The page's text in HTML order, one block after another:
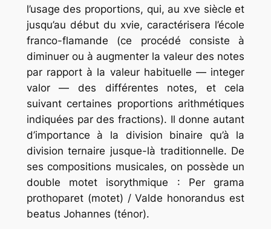
l’usage des proportions, qui, au xve siècle et
jusqu’au début du xvie, caractérisera l’école
franco-flamande (ce procédé consiste à
diminuer ou à augmenter la valeur des notes
par rapport à la valeur habituelle — integer
valor — des différentes notes, et cela
suivant certaines proportions arithmétiques
indiquées par des fractions). Il donne autant
d’importance à la division binaire qu’à la
division ternaire jusque-là traditionnelle. De
ses compositions musicales, on possède un
double motet isorythmique : Per grama
prothoparet (motet) / Valde honorandus est
beatus Johannes (ténor).